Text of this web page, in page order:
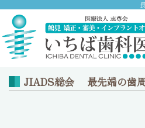
ブロ
home
JIADS総会 最先端の歯